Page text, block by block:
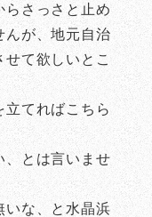
らさっさと止め
んが、地元自治
て欲しいとこ
てればこちら
、とは言いませ
いな、と水晶浜